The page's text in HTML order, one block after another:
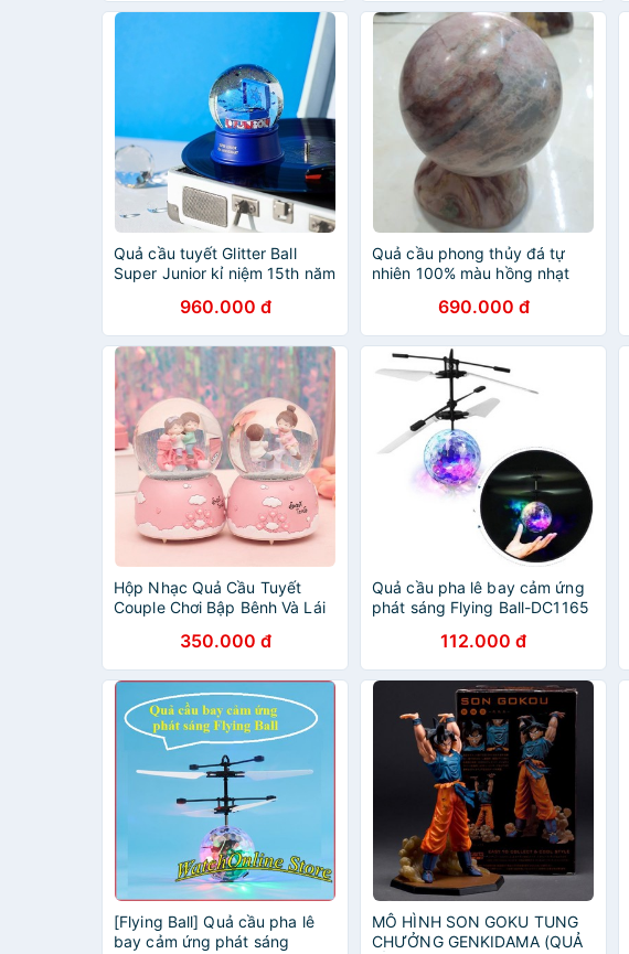
Quả cầu tuyết Glitter Ball
Super Junior kỉ niệm 15th năm
960.000 đ
Quả cầu phong thủy đá tự
nhiên 100% màu hồng nhạt
690.000 đ
Hộp Nhạc Quả Cầu Tuyết
Couple Chơi Bập Bênh Và Lái
350.000 đ
Quả cầu pha lê bay cảm ứng
phát sáng Flying Ball-DC1165
112.000 đ
[Flying Ball] Quả cầu pha lê
bay cảm ứng phát sáng
MÔ HÌNH SON GOKU TUNG
CHƯỞNG GENKIDAMA (QUẢ